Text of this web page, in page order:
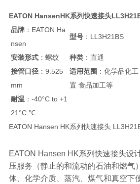
EATON HansenHK系列快速接头
品牌：EATON Ha
nsen
型号：LL3H21BS
安装形式：螺纹 种类：直通
接管口径：9.525
mm
适用范围 ：化学品化
置 食品加工等
耐温 ：-40°C to +1
21°C ℃
EATON Hansen HK系列快速接头
EATON Hansen HK系列快速接头设
压服务（静止的和流动的石油和燃气
体、化学介质、蒸汽、煤气和真空下